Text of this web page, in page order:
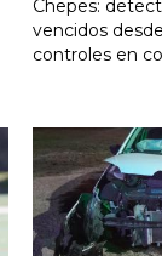
Chepes:
vencidos
controles en